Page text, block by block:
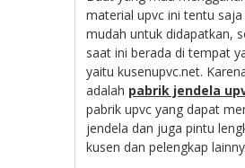
material upvc ini tentu
mudah untuk didapatkan,
saat ini berada di tempat
yaitu kusenupvc.net.
adalah pabrik jendela
pabrik upvc yang dapat
jendela dan juga pintu
kusen dan pelengkap